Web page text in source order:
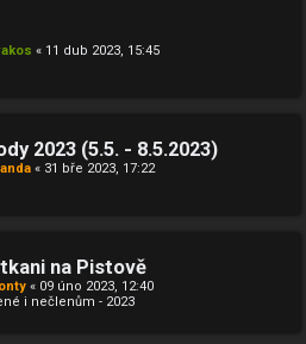
« 11 dub 2023, 15:45
2023 (5.5. - 8.5.2023)
« 31 bře 2023, 17:22
na Pistově
« 09 úno 2023, 12:40
i nečlenům - 2023